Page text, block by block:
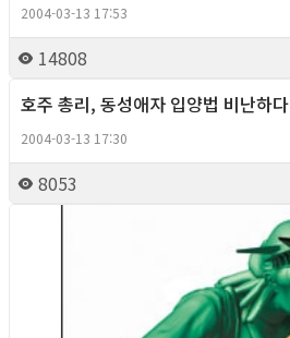
2004-03-13 17:53
14808
호주 총리, 동성애자 입양법 비난하다
2004-03-13 17:30
8053